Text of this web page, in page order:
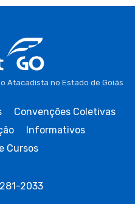
Atacadista no Estado de Goiás
Convenções Coletivas
Informativos
Cursos
2033